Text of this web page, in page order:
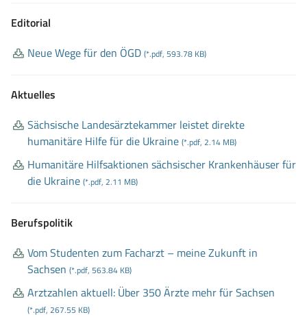
Editorial
Neue Wege für den ÖGD (*.pdf, 593.78 KB)
Aktuelles
Sächsische Landesärztekammer leistet direkte
humanitäre Hilfe für die Ukraine (*.pdf, 2.14 MB)
Humanitäre Hilfsaktionen sächsischer Krankenhäuser für
die Ukraine (*.pdf, 2.11 MB)
Berufspolitik
Vom Studenten zum Facharzt – meine Zukunft in
Sachsen (*.pdf, 563.84 KB)
Arztzahlen aktuell: Über 350 Ärzte mehr für Sachsen
(*.pdf, 267.55 KB)